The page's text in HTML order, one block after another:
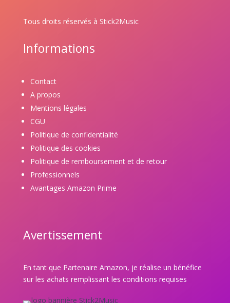
Tous droits réservés à Stick2Music
Informations
Contact
A propos
Mentions légales
CGU
Politique de confidentialité
Politique des cookies
Politique de remboursement et de retour
Professionnels
Avantages Amazon Prime
Avertissement
En tant que Partenaire Amazon, je réalise un bénéfice
sur les achats remplissant les conditions requises